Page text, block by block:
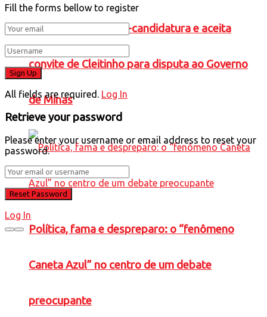
Falcão confirma pré-candidatura e aceita
convite de Cleitinho para disputa ao Governo
de Minas
Política, fama e despreparo: o “fenômeno
Caneta Azul” no centro de um debate
preocupante
Fill the forms bellow to register
All fields are required. Log In
Retrieve your password
Please enter your username or email address to reset your
password.
Log In